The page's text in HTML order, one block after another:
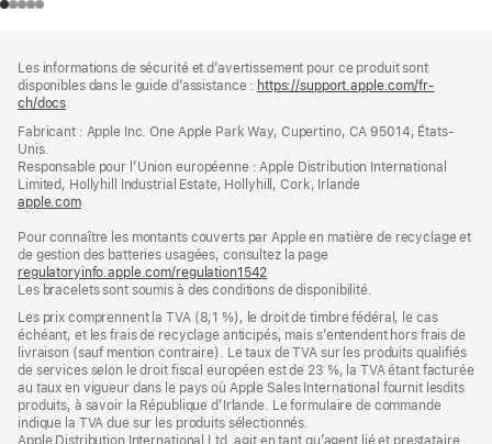
de
page
de
bas
page
Les informations de sécurité et d’avertissement pour ce produit sont
disponibles dans le guide d’assistance : https://support.apple.com/fr-
ch/docs
une
fenêtre)
Fabricant : Apple Inc. One Apple Park Way, Cupertino, CA 95014, États-
Unis.
Responsable pour l’Union européenne : Apple Distribution International
Limited, Hollyhill Industrial Estate, Hollyhill, Cork, Irlande
apple.com(s’ouvre
une
nouvelle
fenêtre)
Pour connaître les montants couverts par Apple en matière de recyclage et
de gestion des batteries usagées, consultez la page
regulatoryinfo.apple.com/regulation1542
dans
une
nouvelle
fenêtre)
Les bracelets sont soumis à des conditions de disponibilité.
Les prix comprennent la TVA (8,1 %), le droit de timbre fédéral, le cas
échéant, et les frais de recyclage anticipés, mais s’entendent hors frais de
livraison (sauf mention contraire). Le taux de TVA sur les produits qualifiés
de services selon le droit fiscal européen est de 23 %, la TVA étant facturée
au taux en vigueur dans le pays où Apple Sales International fournit lesdits
produits, à savoir la République d’Irlande. Le formulaire de commande
indique la TVA due sur les produits sélectionnés.